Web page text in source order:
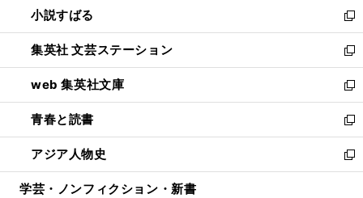
く
で
開
く
い
ウ
ィ
ン
ド
ウ
で
開
く
小説すばる
新
し
い
ウ
ィ
ン
ド
ウ
で
開
集英社 文芸ステーション
新
し
い
ウ
ィ
ン
ド
ウ
web 集英社文庫
新
し
い
ウ
ィ
ン
青春と読書
新
し
い
ウ
アジア人物史
新
し
学芸・ノンフィクション・新書